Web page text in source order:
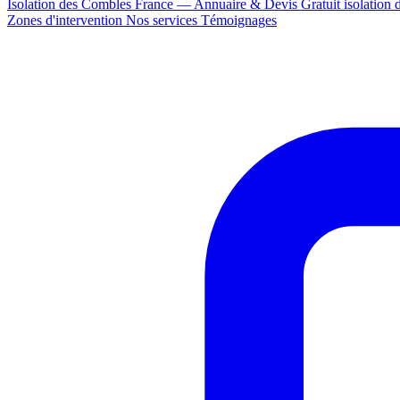
Isolation des Combles France — Annuaire & Devis Gratuit isolation
Zones d'intervention Nos services Témoignages